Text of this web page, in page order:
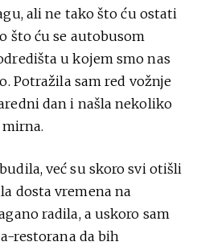
ali ne tako što ću ostati
što ću se autobusom
u kojem smo nas
Potražila sam red vožnje
dan i našla nekoliko
već su skoro svi otišli
dosta vremena na
radila, a uskoro sam
restorana da bih